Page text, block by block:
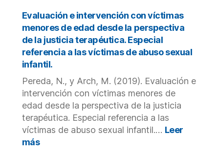
explotación
sexual
comercial
en
la
y
la
adolescencia.
Evaluación e intervención con víctimas
menores de edad desde la perspectiva
de la justicia terapéutica. Especial
referencia a las víctimas de abuso sexual
infantil.
Pereda, N., y Arch, M. (2019). Evaluación e
intervención con víctimas menores de
edad desde la perspectiva de la justicia
terapéutica. Especial referencia a las
víctimas de abuso sexual infantil.… Leer
más: